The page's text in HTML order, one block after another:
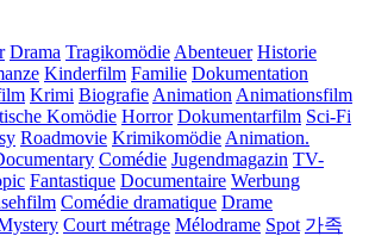
Drama Tragikomödie Abenteuer Historie
Kinderfilm Familie Dokumentation
Krimi Biografie Animation Animationsfilm
Komödie Horror Dokumentarfilm Sci-Fi
Roadmovie Krimikomödie Animation.
Comédie Jugendmagazin TV-
Fantastique Documentaire Werbung
Comédie dramatique Drame
Court métrage Mélodrame Spot 가족